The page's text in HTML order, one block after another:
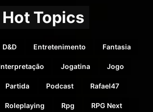
Hot Topics
D&D Entretenimento Fantasia
Jogatina Jogo
Partida Podcast Rafael47
Roleplaying Rpg RPG Next